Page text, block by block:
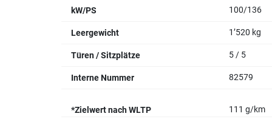
kW/PS 100/136
Leergewicht 1’520 kg
Türen / Sitzplätze 5 / 5
Interne Nummer 82579
*Zielwert nach WLTP
111 g/km